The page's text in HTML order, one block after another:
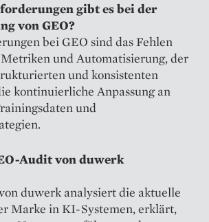
gibt es bei der
von GEO?
bei GEO sind das Fehlen
und Automatisierung, der
und konsistenten
kontinuierliche Anpassung an
und
Audit von duwerk
duwerk analysiert die aktuelle
Marke in KI-Systemen, erklärt,